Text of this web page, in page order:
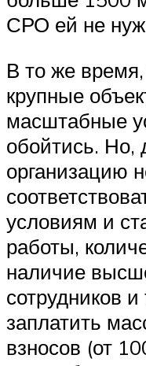
СРО ей не
В то же
крупные
масштабные
обойтись. Но,
организацию
условиям и
работы,
наличие
сотрудников
заплатить
взносов (от